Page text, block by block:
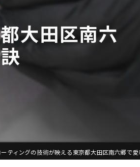
BMW
大田区南六
ーティングの技術が映える東京都大田区南六郷で